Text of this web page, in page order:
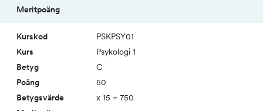
PSKPSY01
Psykologi 1
C
50
x 15 = 750